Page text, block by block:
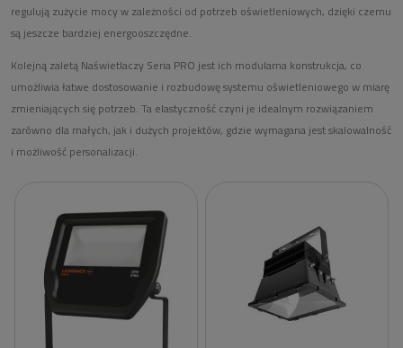
regulują zużycie mocy w zależności od potrzeb oświetleniowych, dzięki czemu
są jeszcze bardziej energooszczędne.
Kolejną zaletą Naświetlaczy Seria PRO jest ich modularna konstrukcja, co
umożliwia łatwe dostosowanie i rozbudowę systemu oświetleniowego w miarę
zmieniających się potrzeb. Ta elastyczność czyni je idealnym rozwiązaniem
zarówno dla małych, jak i dużych projektów, gdzie wymagana jest skalowalność
i możliwość personalizacji.